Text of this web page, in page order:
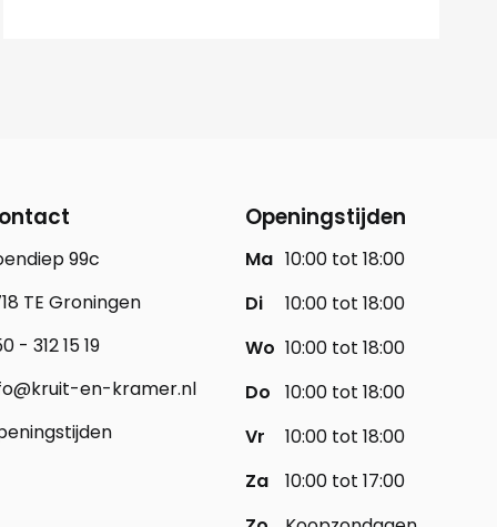
99c
TE Groningen
- 312 15 19
en-kramer.nl
Openingstijden
Ma 10:00 tot 18:00
Di
10:00 tot 18:00
Wo 10:00 tot 18:00
Do
10:00 tot 18:00
Vr
10:00 tot 18:00
Za
10:00 tot 17:00